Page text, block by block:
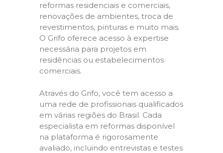
reformas residenciais e comerciais,
renovações de ambientes, troca de
revestimentos, pinturas e muito mais.
O Grifo oferece acesso à expertise
necessária para projetos em
residências ou estabelecimentos
comerciais.
Através do Grifo, você tem acesso a
uma rede de profissionais qualificados
em várias regiões do Brasil. Cada
especialista em reformas disponível
na plataforma é rigorosamente
avaliado, incluindo entrevistas e testes